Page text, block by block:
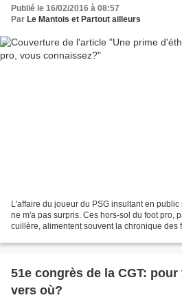
Publié le 16/02/2016 à 08:57
Par Le Mantois et Partout ailleurs
L'affaire du joueur du PSG insultant en
ne m'a pas surpris. Ces hors-sol du foot pro,
cuillère, alimentent souvent la chronique des
51e congrès de la CGT:
vers où?